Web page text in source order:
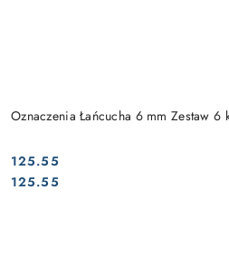
Oznaczenia Łańcucha 6 mm Zestaw 6
Cena:
125.55
Cena:
125.55